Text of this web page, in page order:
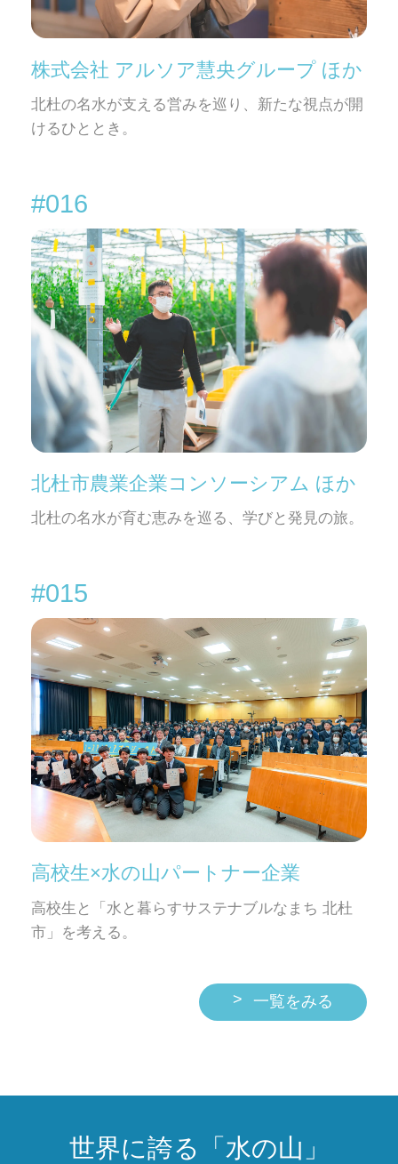
株式会社 アルソア慧央グループ ほか
北杜の名水が支える営みを巡り、新たな視点が開
けるひととき。
#016
北杜市農業企業コンソーシアム ほか
北杜の名水が育む恵みを巡る、学びと発見の旅。
#015
高校生×水の山パートナー企業
高校生と「水と暮らすサステナブルなまち 北杜
市」を考える。
> 一覧をみる
世界に誇る「水の山」